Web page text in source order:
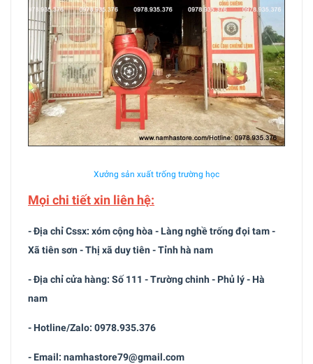
Xưởng sản xuất trống trường học
Mọi chi tiết xin liên hệ:
- Địa chỉ Cssx: xóm cộng hòa - Làng nghề trống đọi tam -
Xã tiên sơn - Thị xã duy tiên - Tỉnh hà nam
- Địa chỉ cửa hàng: Số 111 - Trường chinh - Phủ lý - Hà
nam
- Hotline/Zalo: 0978.935.376
- Email: namhastore79@gmail.com